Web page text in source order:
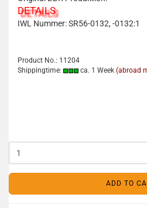
DETAILS
IWL Nummer: SR56-0132, -0132:1
Product No.: 11204
Shippingtime:
ca. 1 Week (abroad
ADD TO